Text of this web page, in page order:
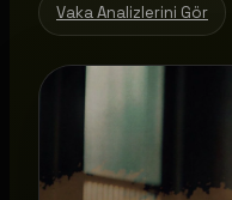
Vaka Analizlerini Gör